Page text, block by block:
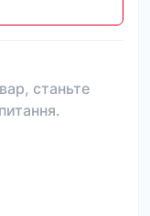
станьте